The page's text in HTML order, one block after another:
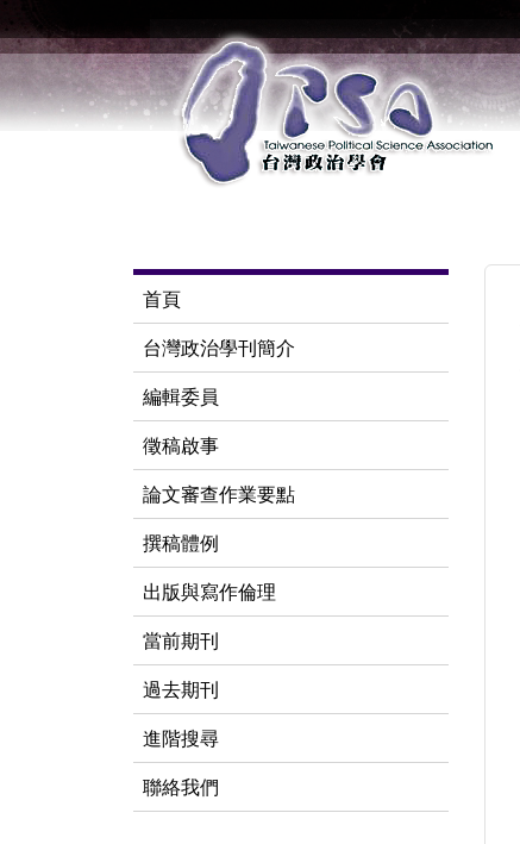
首頁
台灣政治學刊簡介
編輯委員
徵稿啟事
論文審查作業要點
撰稿體例
出版與寫作倫理
當前期刊
過去期刊
進階搜尋
聯絡我們